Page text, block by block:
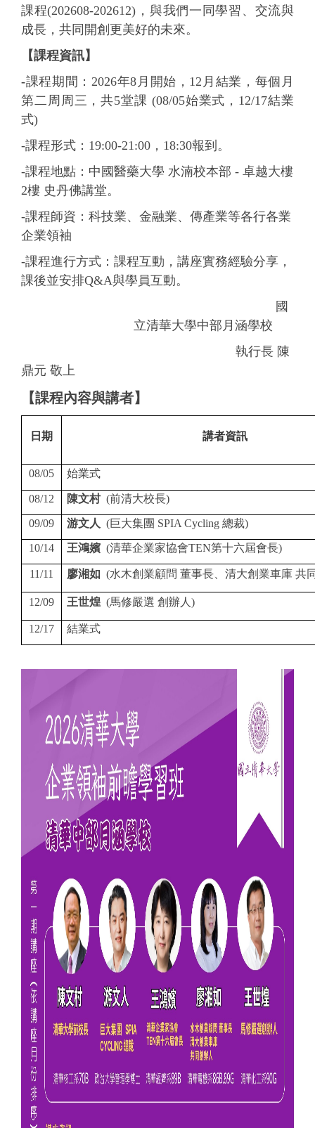
課程(202608-202612)，與我們一同學習、交流與
成長，共同開創更美好的未來。
【課程資訊】
-課程期間：2026年8月開始，12月結業，每個月
第二周周三，共5堂課 (08/05始業式，12/17結業
式)
-課程形式：19:00-21:00，18:30報到。
-課程地點：中國醫藥大學 水湳校本部 - 卓越大樓
2樓 史丹佛講堂。
-課程師資：科技業、 金融業、 傳產業等各行各業
企業領袖
-課程進行方式：課程互動，講座實務經驗分享，
課後並安排Q&A與學員互動。
國
立清華大學中部月涵學校
執行長 陳
鼎元 敬上
【課程內容與講者】
日期 講者資訊
08/05 始業式
08/12 陳文村 (前清大校長)
09/09 游文人 (巨大集團 SPIA Cycling 總裁)
10/14 王鴻嬪 (清華企業家協會TEN第十六屆會長)
11/11 廖湘如 (水木創業顧問 董事長、 清大創業車庫 共
12/09 王世煌 (馬修嚴選 創辦人)
12/17 結業式